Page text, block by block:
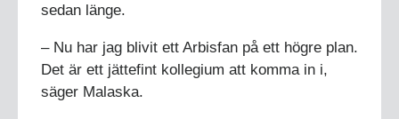
sedan länge.
– Nu har jag blivit ett Arbisfan på ett högre plan.
Det är ett jättefint kollegium att komma in i,
säger Malaska.